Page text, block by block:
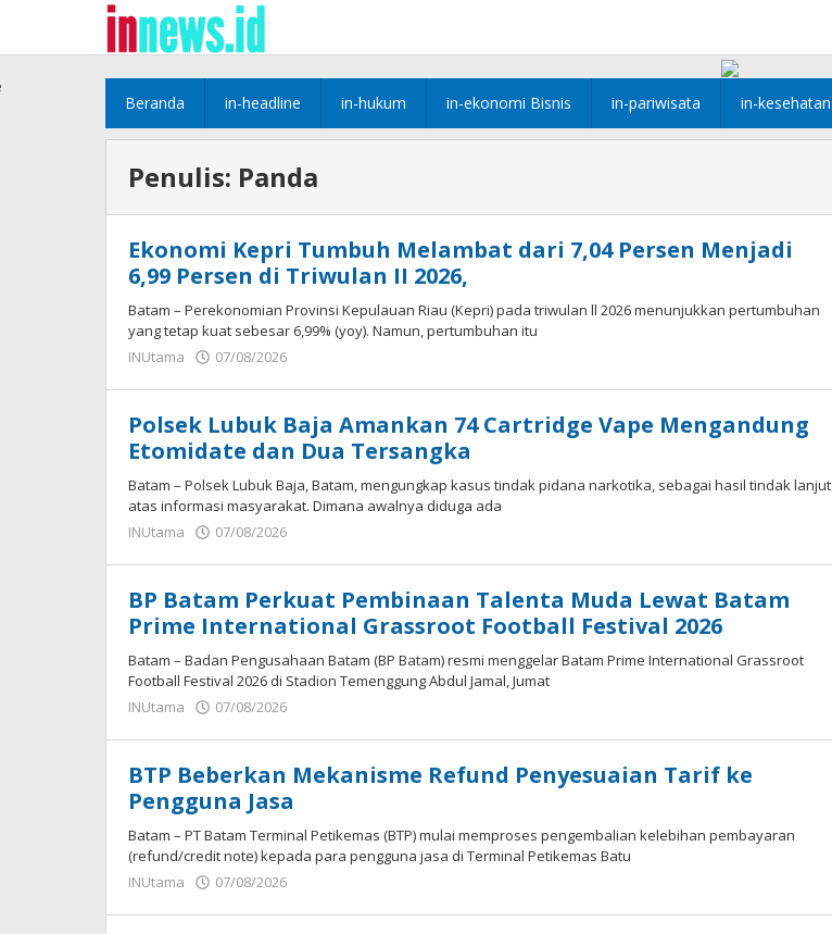
konten
Beranda in-headline in-hukum in-ekonomi Bisnis in-pariwisata in-kesehatan
Penulis: Panda
Ekonomi Kepri Tumbuh Melambat dari 7,04 Persen Menjadi
6,99 Persen di Triwulan II 2026,
Batam – Perekonomian Provinsi Kepulauan Riau (Kepri) pada triwulan ll 2026 menunjukkan pertumbuhan
yang tetap kuat sebesar 6,99% (yoy). Namun, pertumbuhan itu
INUtama
07/08/2026
Polsek Lubuk Baja Amankan 74 Cartridge Vape Mengandung
Etomidate dan Dua Tersangka
Batam – Polsek Lubuk Baja, Batam, mengungkap kasus tindak pidana narkotika, sebagai hasil tindak lanjut
atas informasi masyarakat. Dimana awalnya diduga ada
INUtama
07/08/2026
BP Batam Perkuat Pembinaan Talenta Muda Lewat Batam
Prime International Grassroot Football Festival 2026
Batam – Badan Pengusahaan Batam (BP Batam) resmi menggelar Batam Prime International Grassroot
Football Festival 2026 di Stadion Temenggung Abdul Jamal, Jumat
INUtama
07/08/2026
BTP Beberkan Mekanisme Refund Penyesuaian Tarif ke
Pengguna Jasa
Batam – PT Batam Terminal Petikemas (BTP) mulai memproses pengembalian kelebihan pembayaran
(refund/credit note) kepada para pengguna jasa di Terminal Petikemas Batu
INUtama
07/08/2026